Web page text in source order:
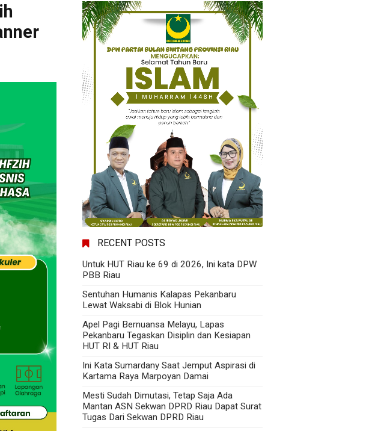
RECENT POSTS
Untuk HUT Riau ke 69 di 2026, Ini kata DPW
PBB Riau
Sentuhan Humanis Kalapas Pekanbaru
Lewat Waksabi di Blok Hunian
Apel Pagi Bernuansa Melayu, Lapas
Pekanbaru Tegaskan Disiplin dan Kesiapan
HUT RI & HUT Riau
Ini Kata Sumardany Saat Jemput Aspirasi di
Kartama Raya Marpoyan Damai
Mesti Sudah Dimutasi, Tetap Saja Ada
Mantan ASN Sekwan DPRD Riau Dapat Surat
Tugas Dari Sekwan DPRD Riau